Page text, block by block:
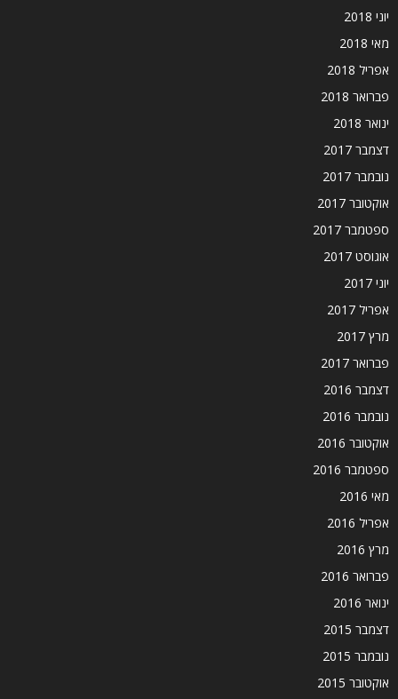
יוני 2018
מאי 2018
אפריל 2018
פברואר 2018
ינואר 2018
דצמבר 2017
נובמבר 2017
אוקטובר 2017
ספטמבר 2017
אוגוסט 2017
יוני 2017
אפריל 2017
מרץ 2017
פברואר 2017
דצמבר 2016
נובמבר 2016
אוקטובר 2016
ספטמבר 2016
מאי 2016
אפריל 2016
מרץ 2016
פברואר 2016
ינואר 2016
דצמבר 2015
נובמבר 2015
אוקטובר 2015